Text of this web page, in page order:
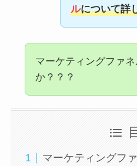
ルについて詳
マーケティングファ
か？？？
マーケティングフ